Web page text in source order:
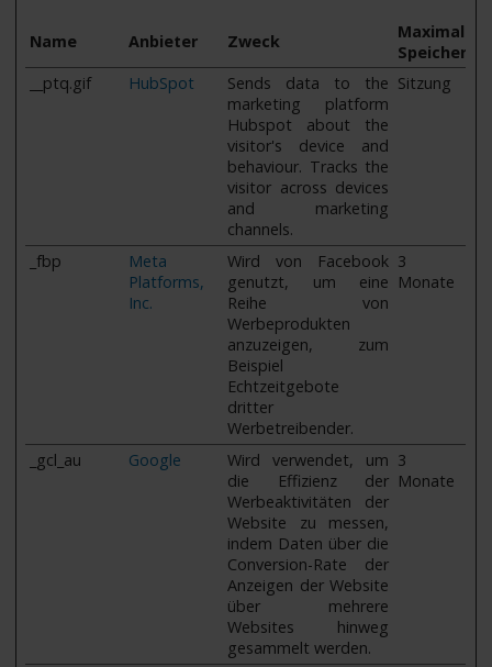
Name Anbieter Zweck
Maximale
__ptq.gif
HubSpot
Sends data to the
marketing platform
Hubspot about the
visitor's device and
behaviour. Tracks the
visitor across devices
and marketing
channels.
Sitzung
_fbp
Meta
Platforms,
Inc.
Wird von Facebook
genutzt, um eine
Reihe von
Werbeprodukten
anzuzeigen, zum
Beispiel
Echtzeitgebote
dritter
Werbetreibender.
3
Monate
_gcl_au Google
Wird verwendet, um
die Effizienz der
Werbeaktivitäten der
Website zu messen,
indem Daten über die
Conversion-Rate der
Anzeigen der Website
über mehrere
Websites hinweg
gesammelt werden.
3
Monate